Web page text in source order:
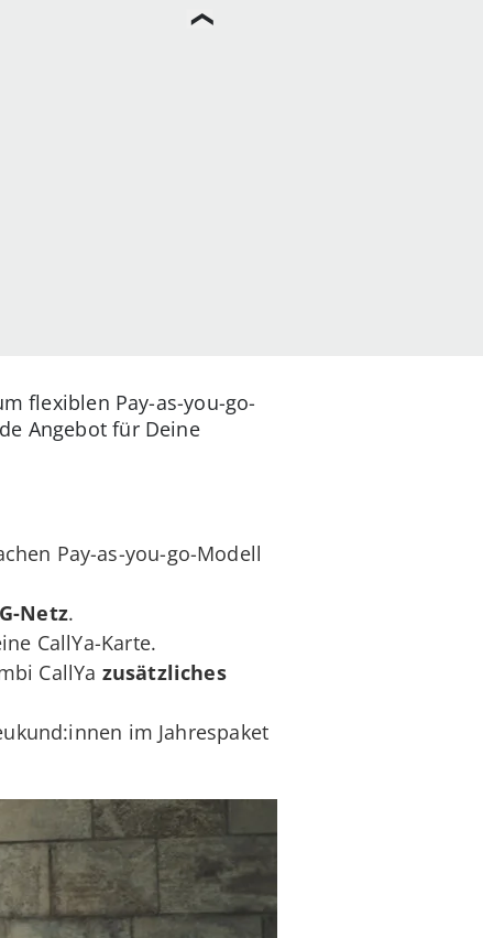
flexiblen Pay-as-you-go-
Angebot für Deine
Pay-as-you-go-Modell
Netz.
CallYa-Karte.
CallYa zusätzliches
im Jahrespaket